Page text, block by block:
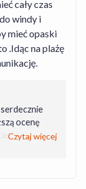
cały czas
windy i
mieć opaski
.Idąc na plażę
ocenę
Bardzo się
Czytaj więcej